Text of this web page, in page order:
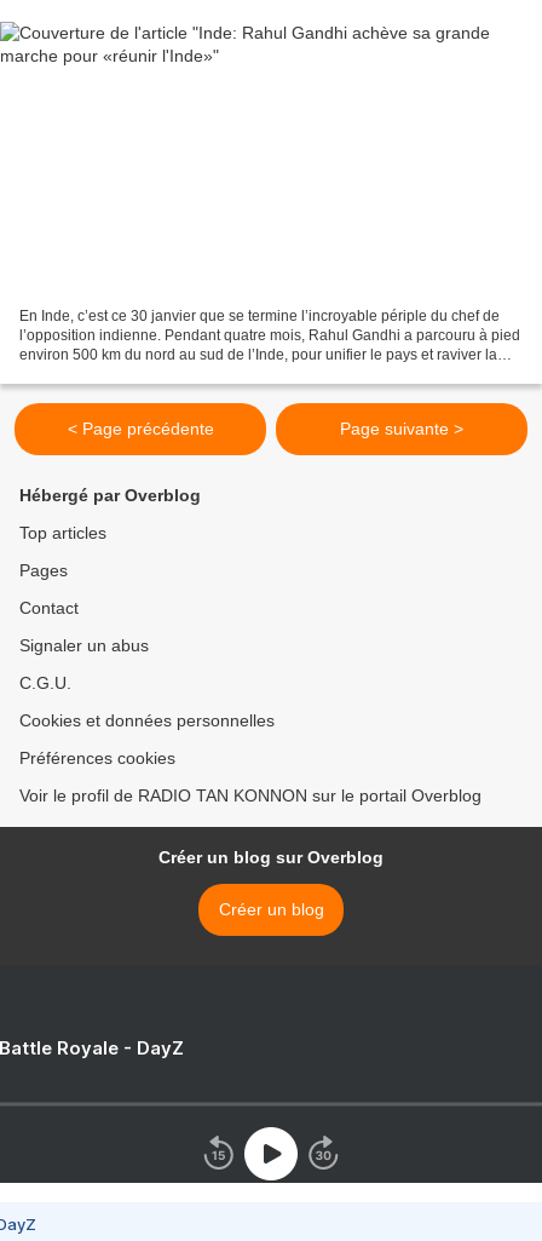
En Inde, c’est ce 30 janvier que se termine l’incroyable périple du chef de
l’opposition indienne. Pendant quatre mois, Rahul Gandhi a parcouru à pied
environ 500 km du nord au sud de l’Inde, pour unifier le pays et raviver la
< Page précédente Page suivante >
Hébergé par Overblog
Top articles
Pages
Contact
Signaler un abus
C.G.U.
Cookies et données personnelles
Préférences cookies
Voir le profil de RADIO TAN KONNON sur le portail Overblog
Créer un blog sur Overblog
Créer un blog
Royale - DayZ